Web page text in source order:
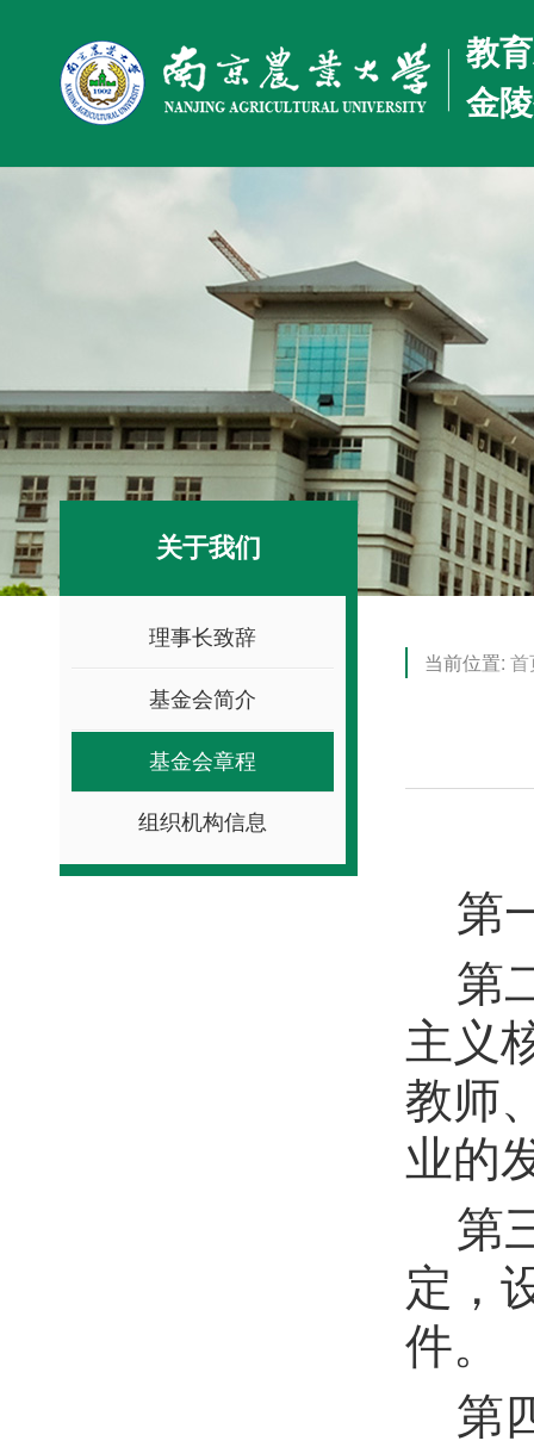
教
金
关于我们
理事长致辞
基金会简介
基金会章程
组织机构信息
当前位置: 首
第
第
主义
教师
业的
第
定，
件。
第